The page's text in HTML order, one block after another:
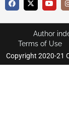
Copyright 2020-21
Author
Terms of Use